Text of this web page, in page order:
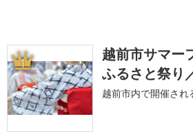
1
越前市サマー
ふるさと祭り
越前市内で開催され